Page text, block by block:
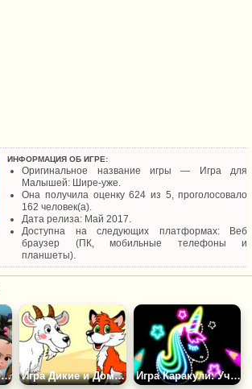
ИНФОРМАЦИЯ ОБ ИГРЕ:
Оригинальное название игры — Игра для
Малышей: Шире-уже.
Она получила оценку 624 из 5, проголосовало
162 человек(а).
Дата релиза: Май 2017.
Доступна на следующих платформах: Веб
браузер (ПК, мобильные телефоны и
планшеты).
Игра Босс-молокосос: Найди Пару Игра Дикие и Домашние Животные Игра Каракули: Учись Рисовать